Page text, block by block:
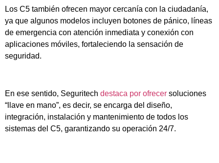
Los C5 también ofrecen mayor cercanía con la ciudadanía,
ya que algunos modelos incluyen botones de pánico, líneas
de emergencia con atención inmediata y conexión con
aplicaciones móviles, fortaleciendo la sensación de
seguridad.
En ese sentido, Seguritech destaca por ofrecer soluciones
“llave en mano”, es decir, se encarga del diseño,
integración, instalación y mantenimiento de todos los
sistemas del C5, garantizando su operación 24/7.